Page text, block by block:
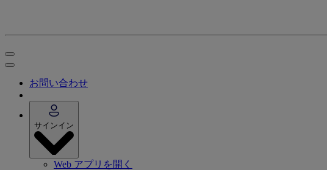
お問い合わせ
サインイン
Web アプリを開く